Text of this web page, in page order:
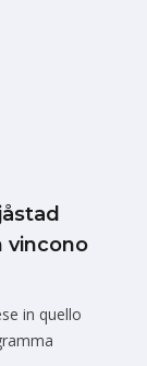
vincono
in quello